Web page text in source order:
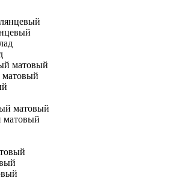
матовый